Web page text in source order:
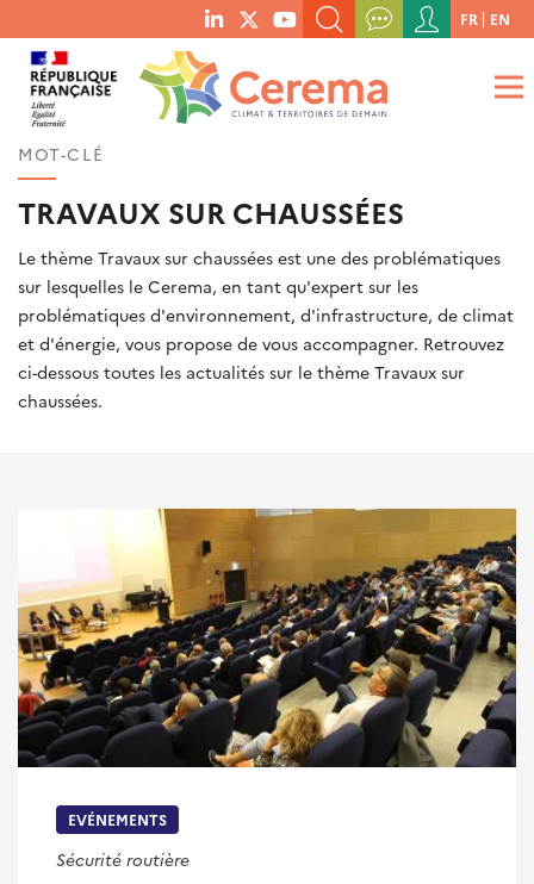
menu
social
links
RECHERCHER UN MOT-CLÉ, UNE PUBLICATION, ETC.
QUE RECHERCHEZ-VOUS ?
Menu
du
compte
de
FR EN
MOT-CLÉ
TRAVAUX SUR CHAUSSÉES
Le thème Travaux sur chaussées est une des problématiques
sur lesquelles le Cerema, en tant qu'expert sur les
problématiques d'environnement, d'infrastructure, de climat
et d'énergie, vous propose de vous accompagner. Retrouvez
ci-dessous toutes les actualités sur le thème Travaux sur
chaussées.
EVÉNEMENTS
Sécurité routière